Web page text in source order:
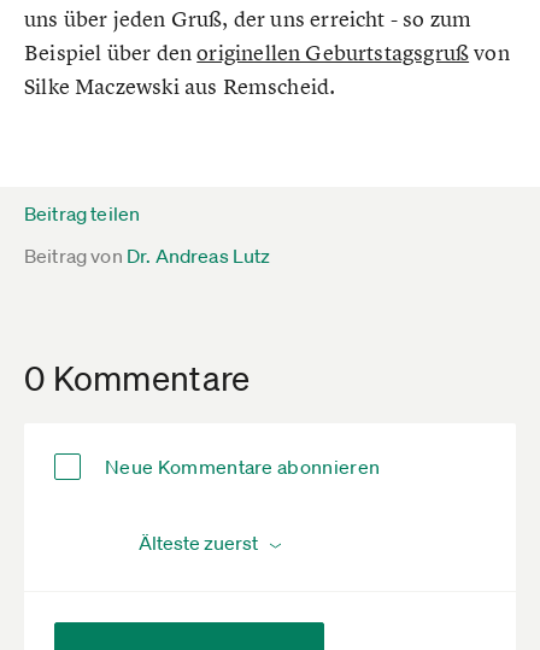
uns über jeden Gruß, der uns erreicht - so zum
Beispiel über denoriginellen Geburtstagsgrußvon
Silke Maczewski aus Remscheid.
Beitrag teilen
Beitrag von Dr. Andreas Lutz
0 Kommentare
Neue Kommentare abonnieren